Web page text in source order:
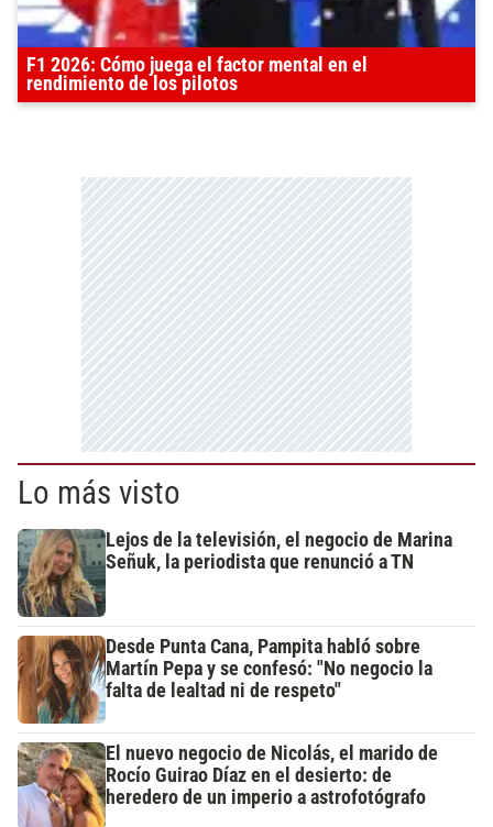
F1 2026: Cómo juega el factor mental en el
rendimiento de los pilotos
Lo más visto
Lejos de la televisión, el negocio de Marina
Señuk, la periodista que renunció a TN
Desde Punta Cana, Pampita habló sobre
Martín Pepa y se confesó: "No negocio la
falta de lealtad ni de respeto"
El nuevo negocio de Nicolás, el marido de
Rocío Guirao Díaz en el desierto: de
heredero de un imperio a astrofotógrafo